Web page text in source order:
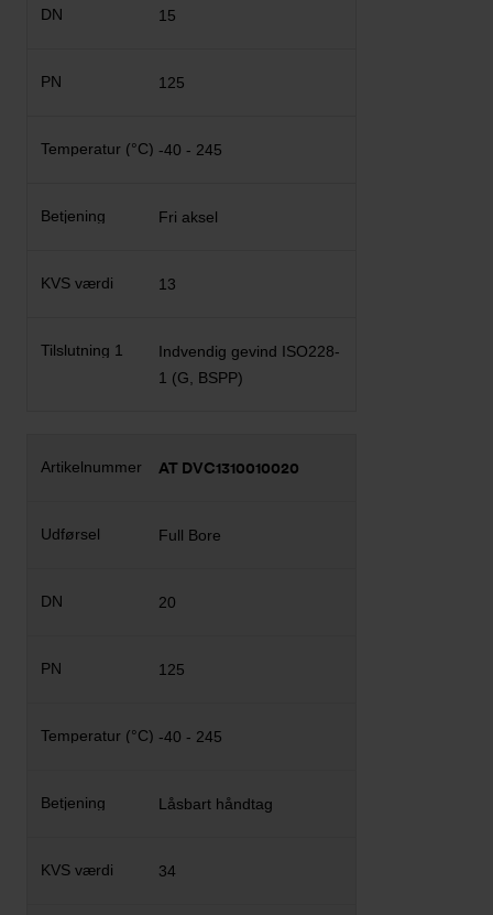
15
125
-40 - 245
Fri aksel
13
Indvendig gevind ISO228-
1 (G, BSPP)
AT DVC1310010020
Full Bore
20
125
-40 - 245
Låsbart håndtag
34